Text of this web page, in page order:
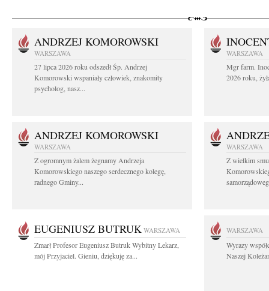
ANDRZEJ KOMOROWSKI
WARSZAWA
27 lipca 2026 roku odszedł Śp. Andrzej
Komorowski wspaniały człowiek, znakomity
psycholog, nasz...
WARSZAWA
Mgr farm.
2026 roku,
ANDRZEJ KOMOROWSKI
WARSZAWA
Z ogromnym żalem żegnamy Andrzeja
Komorowskiego naszego serdecznego kolegę,
radnego Gminy...
WARSZAWA
Z wielkim
EUGENIUSZ BUTRUK WARSZAWA
Zmarł Profesor Eugeniusz Butruk Wybitny Lekarz,
mój Przyjaciel. Gieniu, dziękuję za...
WARSZAWA
Wyrazy
Naszej